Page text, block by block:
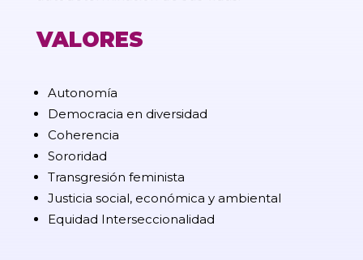
VALORES
Autonomía
Democracia en diversidad
Coherencia
Sororidad
Transgresión feminista
Justicia social, económica y ambiental
Equidad Interseccionalidad